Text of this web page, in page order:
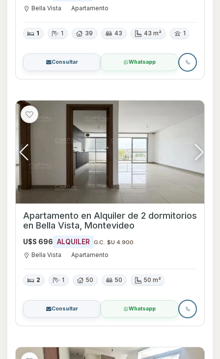
Bella Vista Apartamento
1 1 39 43 43 m² 1
Consultar Whatsapp
Apartamento en Alquiler de 2 dormitorios
en Bella Vista, Montevideo
U$S 696 ALQUILER G.C. $U 4.900
Bella Vista Apartamento
2 1 50 50 50 m²
Consultar Whatsapp